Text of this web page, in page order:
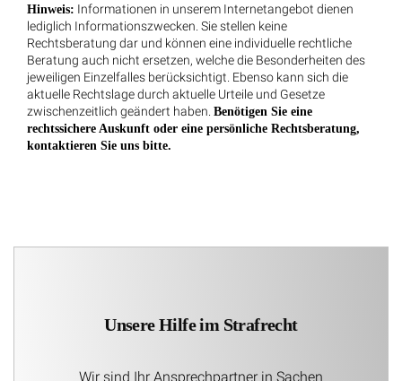
Hinweis: Informationen in unserem Internetangebot dienen
lediglich Informationszwecken. Sie stellen keine
Rechtsberatung dar und können eine individuelle rechtliche
Beratung auch nicht ersetzen, welche die Besonderheiten des
jeweiligen Einzelfalles berücksichtigt. Ebenso kann sich die
aktuelle Rechtslage durch aktuelle Urteile und Gesetze
zwischenzeitlich geändert haben. Benötigen Sie eine
rechtssichere Auskunft oder eine persönliche Rechtsberatung,
kontaktieren Sie uns bitte.
Unsere Hilfe im Strafrecht
Wir sind Ihr Ansprechpartner in Sachen